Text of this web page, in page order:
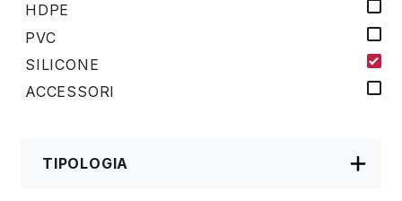
HDPE
PVC
SILICONE
ACCESSORI
TIPOLOGIA